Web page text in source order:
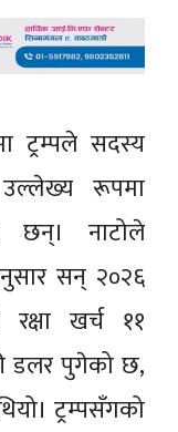
ट्रम्पले सदस्य
उल्लेख्य रूपमा
छन्। नाटोले
सन् २०२६
रक्षा खर्च ११
डलर पुगेको छ,
ट्रम्पसँगको